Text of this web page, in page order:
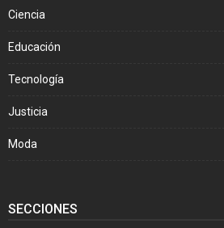
Ciencia
Educación
Tecnología
Justicia
Moda
SECCIONES